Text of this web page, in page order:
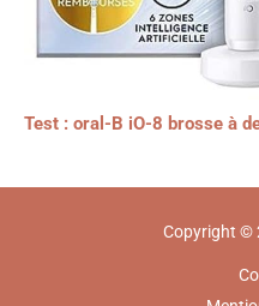
Test : oral-B iO-8 brosse à
Copyright ©